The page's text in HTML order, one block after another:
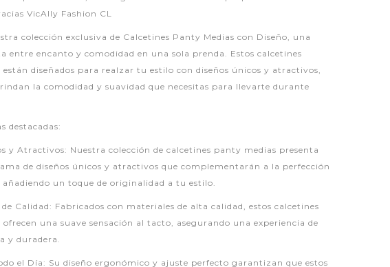
VicAlly Fashion CL
colección exclusiva de Calcetines Panty Medias con Diseño, una
entre encanto y comodidad en una sola prenda. Estos calcetines
diseñados para realzar tu estilo con diseños únicos y atractivos,
la comodidad y suavidad que necesitas para llevarte durante
destacadas:
y Atractivos: Nuestra colección de calcetines panty medias presenta
de diseños únicos y atractivos que complementarán a la perfección
añadiendo un toque de originalidad a tu estilo.
Calidad: Fabricados con materiales de alta calidad, estos calcetines
una suave sensación al tacto, asegurando una experiencia de
y duradera.
el Día: Su diseño ergonómico y ajuste perfecto garantizan que estos